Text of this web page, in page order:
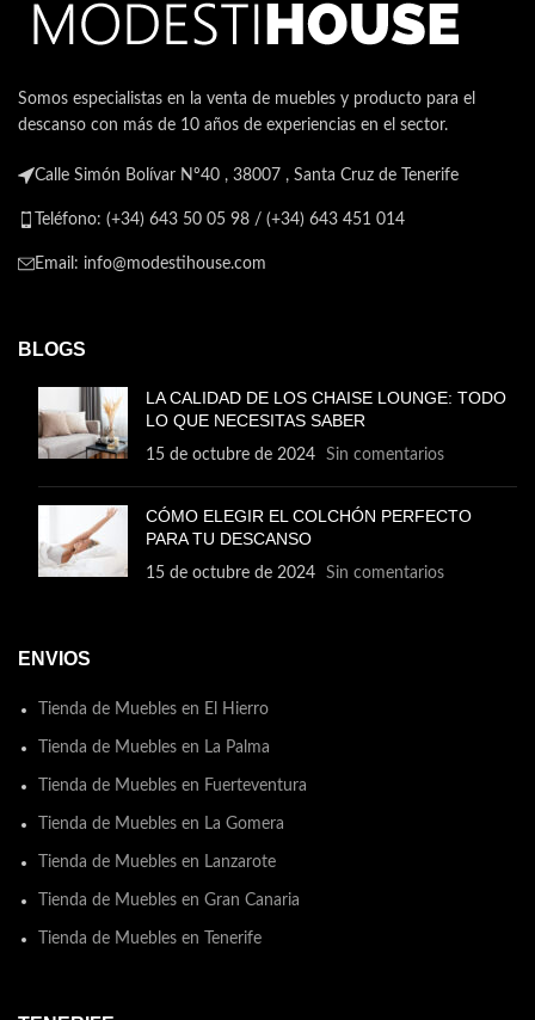
Somos especialistas en la venta de muebles y producto para el
descanso con más de 10 años de experiencias en el sector.
Calle Simón Bolívar Nº40 , 38007 , Santa Cruz de Tenerife
Teléfono: (+34) 643 50 05 98 / (+34) 643 451 014
Email: info@modestihouse.com
BLOGS
LA CALIDAD DE LOS CHAISE LOUNGE: TODO
LO QUE NECESITAS SABER
15 de octubre de 2024 Sin comentarios
CÓMO ELEGIR EL COLCHÓN PERFECTO
PARA TU DESCANSO
15 de octubre de 2024 Sin comentarios
ENVIOS
Tienda de Muebles en El Hierro
Tienda de Muebles en La Palma
Tienda de Muebles en Fuerteventura
Tienda de Muebles en La Gomera
Tienda de Muebles en Lanzarote
Tienda de Muebles en Gran Canaria
Tienda de Muebles en Tenerife